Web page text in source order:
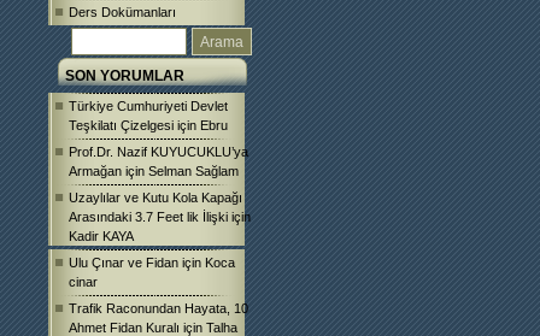
Ders Dokümanları
SON YORUMLAR
Türkiye Cumhuriyeti Devlet
Teşkilatı Çizelgesi için Ebru
Prof.Dr. Nazif KUYUCUKLU’ya
Armağan için Selman Sağlam
Uzaylılar ve Kutu Kola Kapağı
Arasındaki 3.7 Feet lik İlişki için
Kadir KAYA
Ulu Çınar ve Fidan için Koca
cinar
Trafik Raconundan Hayata, 10
Ahmet Fidan Kuralı için Talha